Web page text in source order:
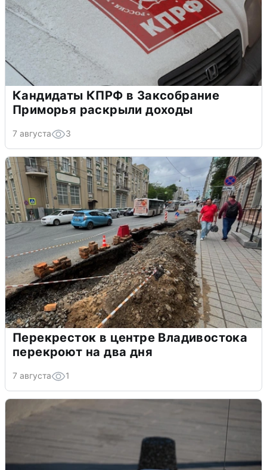
Кандидаты КПРФ в Заксобрание
Приморья раскрыли доходы
7 августа 3
Перекресток в центре Владивостока
перекроют на два дня
7 августа 1